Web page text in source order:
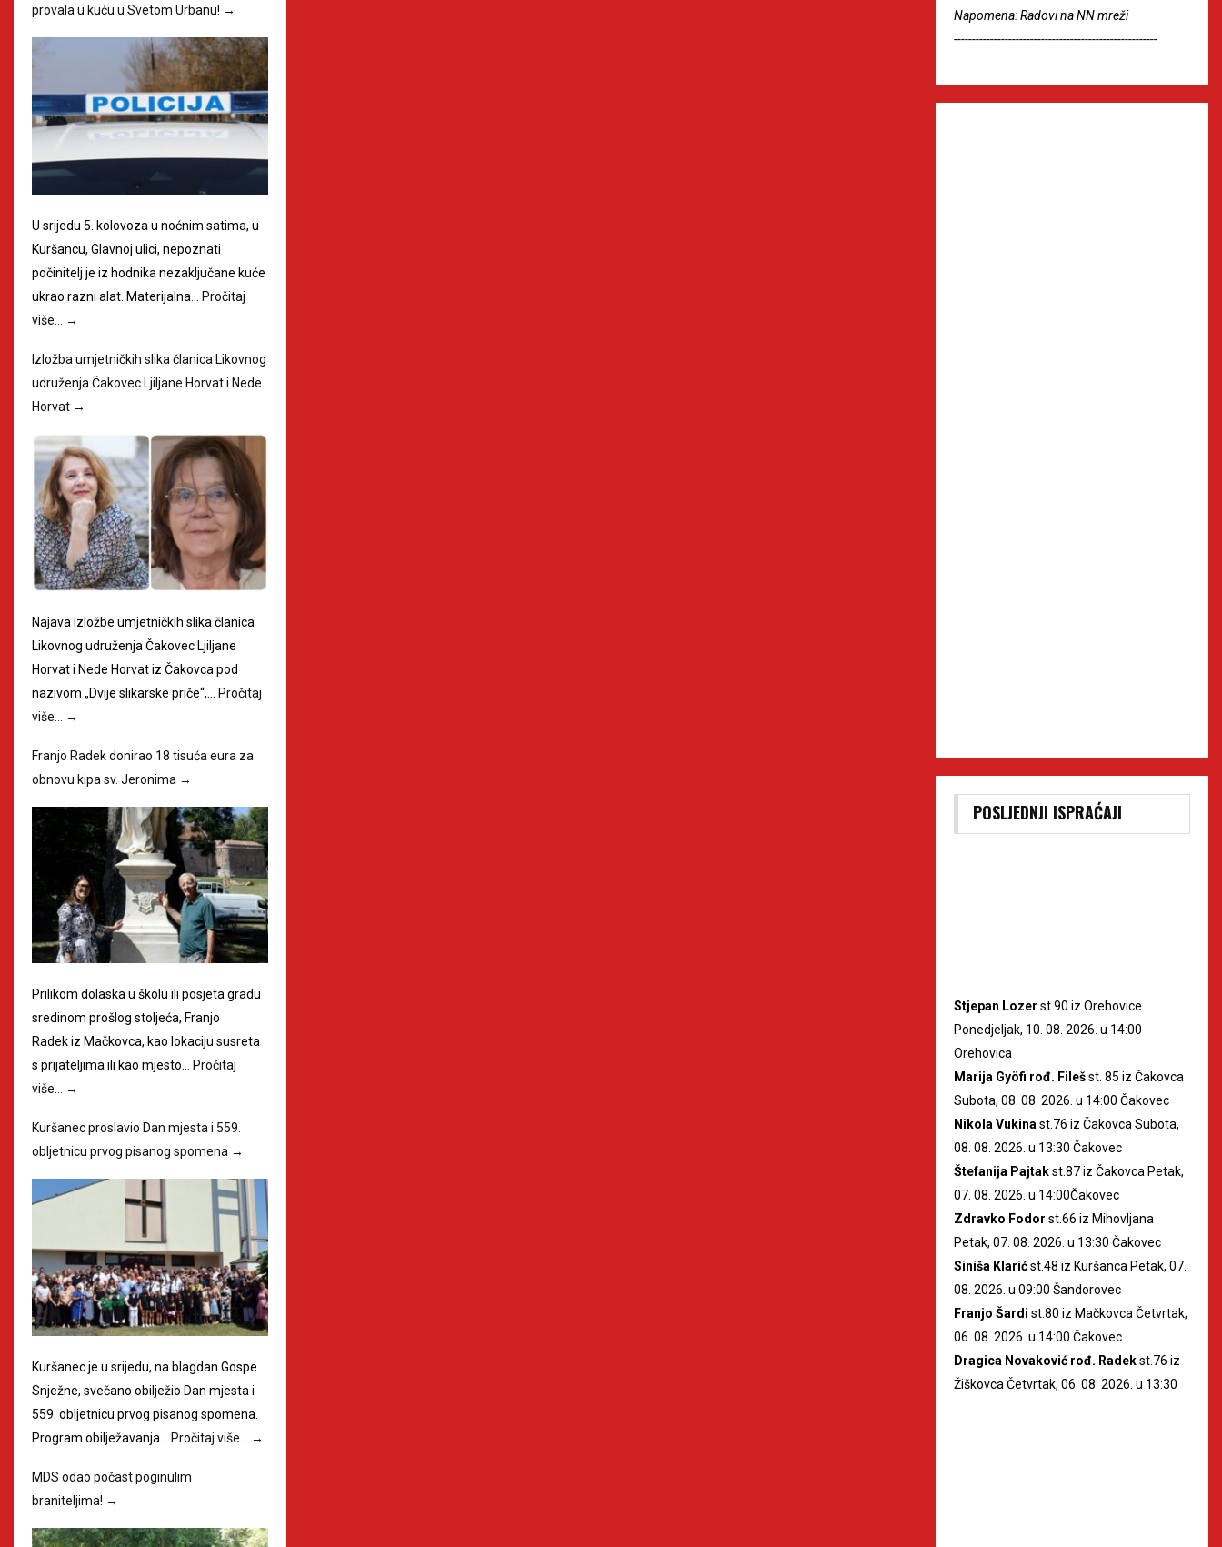
provala u kuću u Svetom Urbanu! →
U srijedu 5. kolovoza u noćnim satima, u
Kuršancu, Glavnoj ulici, nepoznati
počinitelj je iz hodnika nezaključane kuće
ukrao razni alat. Materijalna…
Pročitaj
više…
→
Izložba umjetničkih slika članica Likovnog
udruženja Čakovec Ljiljane Horvat i Nede
Horvat →
Najava izložbe umjetničkih slika članica
Likovnog udruženja Čakovec Ljiljane
Horvat i Nede Horvat iz Čakovca pod
nazivom „Dvije slikarske priče“,… Pročitaj
više…
→
Franjo Radek donirao 18 tisuća eura za
obnovu kipa sv. Jeronima →
Prilikom dolaska u školu ili posjeta gradu
sredinom prošlog stoljeća, Franjo
Radek iz Mačkovca, kao lokaciju susreta
s prijateljima ili kao mjesto… Pročitaj
više… →
Kuršanec proslavio Dan mjesta i 559.
obljetnicu prvog pisanog spomena →
Kuršanec je u srijedu, na blagdan Gospe
Snježne, svečano obilježio Dan mjesta i
559. obljetnicu prvog pisanog spomena.
Program obilježavanja…
Pročitaj više… →
MDS odao počast poginulim
braniteljima! →
Napomena: Radovi na NN mreži
--------------------------------------------------------
POSLJEDNJI ISPRAĆAJI
Stjepan Lozer st.90 iz Orehovice
Ponedjeljak, 10. 08. 2026. u 14:00
Orehovica
Marija Gyöfi rođ. Filešst. 85 iz Čakovca
Subota, 08. 08. 2026. u 14:00 Čakovec
Nikola Vukina st.76 iz Čakovca Subota,
08. 08. 2026. u 13:30 Čakovec
Štefanija Pajtakst.87 iz Čakovca Petak,
07. 08. 2026. u 14:00Čakovec
Zdravko Fodor st.66 iz Mihovljana
Petak, 07. 08. 2026. u 13:30 Čakovec
Siniša Klarićst.48 iz Kuršanca Petak, 07.
08. 2026. u 09:00 Šandorovec
Franjo Šardi st.80 iz Mačkovca Četvrtak,
06. 08. 2026. u 14:00 Čakovec
Dragica Novaković rođ. Radekst.76 iz
Žiškovca Četvrtak, 06. 08. 2026. u 13:30